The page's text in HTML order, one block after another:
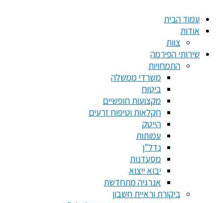
עמוד הבית
אודות
צוות
שירותי הפירמה
התמחויות
משרדי ממשלה
ביטוח
מקצועות חופשיים
חקלאות וטיפוח זרעים
הייטק
עמותות
נדל"ן
מסעדנות
יבוא ייצוא
אנרגיה מתחדשת
ביקורת וראיית חשבון